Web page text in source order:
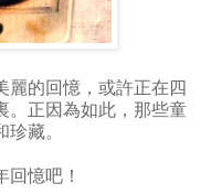
麗的回憶，或許正在四
。正因為如此，那些童
藏。
憶吧！